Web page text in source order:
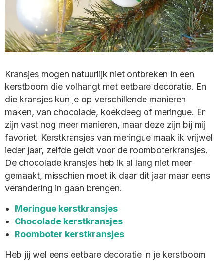
Kransjes mogen natuurlijk niet ontbreken in een
kerstboom die volhangt met eetbare decoratie. En
die kransjes kun je op verschillende manieren
maken, van chocolade, koekdeeg of meringue. Er
zijn vast nog meer manieren, maar deze zijn bij mij
favoriet. Kerstkransjes van meringue maak ik vrijwel
ieder jaar, zelfde geldt voor de roomboterkransjes.
De chocolade kransjes heb ik al lang niet meer
gemaakt, misschien moet ik daar dit jaar maar eens
verandering in gaan brengen.
Meringue kerstkransjes
Chocolade kerstkransjes
Roomboter kerstkransjes
Heb jij wel eens eetbare decoratie in je kerstboom